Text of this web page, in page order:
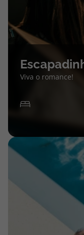
Viva o romance!